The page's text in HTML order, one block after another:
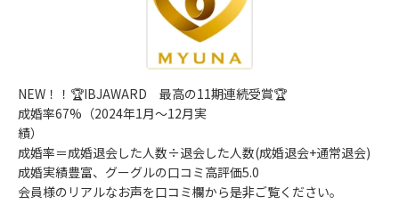
NEW！！🏆IBJAWARD 最高の11期連続受賞🏆
成婚率67%（2024年1⽉〜12⽉実
績）
成婚率＝成婚退会した⼈数÷退会した⼈数(成婚退会+通常退会)
成婚実績豊富、グーグルの口コミ高評価5.0
会員様のリアルなお声を口コミ欄から是非ご覧ください。